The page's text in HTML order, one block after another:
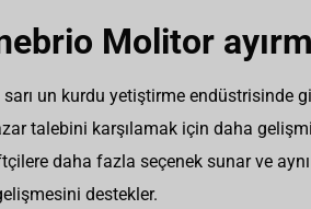
Molitor
un kurdu yetiştirme endüstrisinde
talebini karşılamak için daha
daha fazla seçenek sunar ve
destekler.